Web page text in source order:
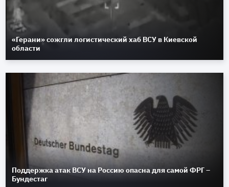
«Герани» сожгли логистический хаб ВСУ в Киевской
области
Поддержка атак ВСУ на Россию опасна для самой ФРГ –
Бундестаг